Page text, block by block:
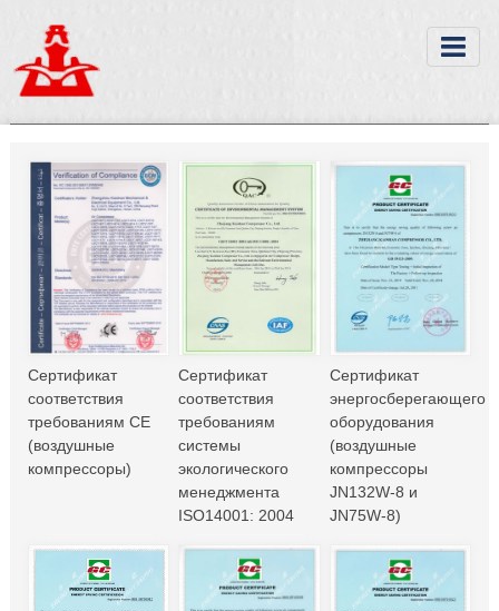
Сертификат
соответствия
требованиям CE
(воздушные
компрессоры)
Сертификат
соответствия
требованиям
системы
экологического
менеджмента
ISO14001: 2004
Сертификат
энергосберегающего
оборудования
(воздушные
компрессоры
JN132W-8 и
JN75W-8)